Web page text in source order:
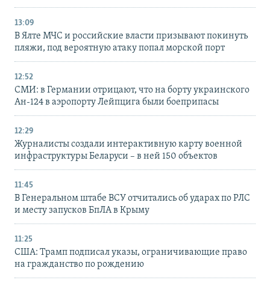
13:09
В Ялте МЧС и российские власти призывают покинуть
пляжи, под вероятную атаку попал морской порт
12:52
СМИ: в Германии отрицают, что на борту украинского
Ан-124 в аэропорту Лейпцига были боеприпасы
12:29
Журналисты создали интерактивную карту военной
инфраструктуры Беларуси – в ней 150 объектов
11:45
В Генеральном штабе ВСУ отчитались об ударах по РЛС
и месту запусков БпЛА в Крыму
11:25
США: Трамп подписал указы, ограничивающие право
на гражданство по рождению